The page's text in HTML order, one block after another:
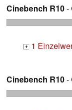
Cinebench R10-
+ 1
Cinebench R10-